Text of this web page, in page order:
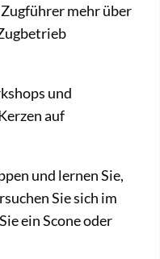
mehr über
und
auf
und lernen Sie,
Sie sich im
ein Scone oder